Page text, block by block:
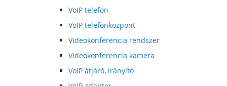
VoIP telefon
VoIP telefonközpont
Videokonferencia rendszer
Videokonferencia kamera
VoIP átjáró, irányító